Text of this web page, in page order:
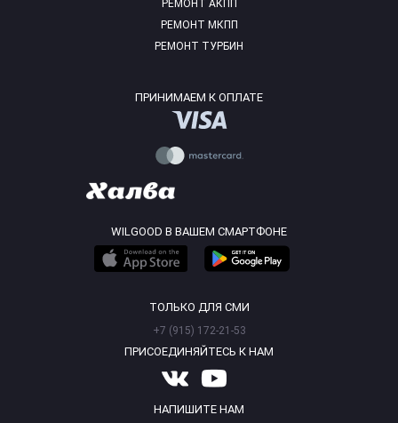
РЕМОНТ АКПП
РЕМОНТ МКПП
РЕМОНТ ТУРБИН
ПРИНИМАЕМ К ОПЛАТЕ
WILGOOD В ВАШЕМ СМАРТФОНЕ
ТОЛЬКО ДЛЯ СМИ
+7 (915) 172-21-53
ПРИСОЕДИНЯЙТЕСЬ К НАМ
НАПИШИТЕ НАМ